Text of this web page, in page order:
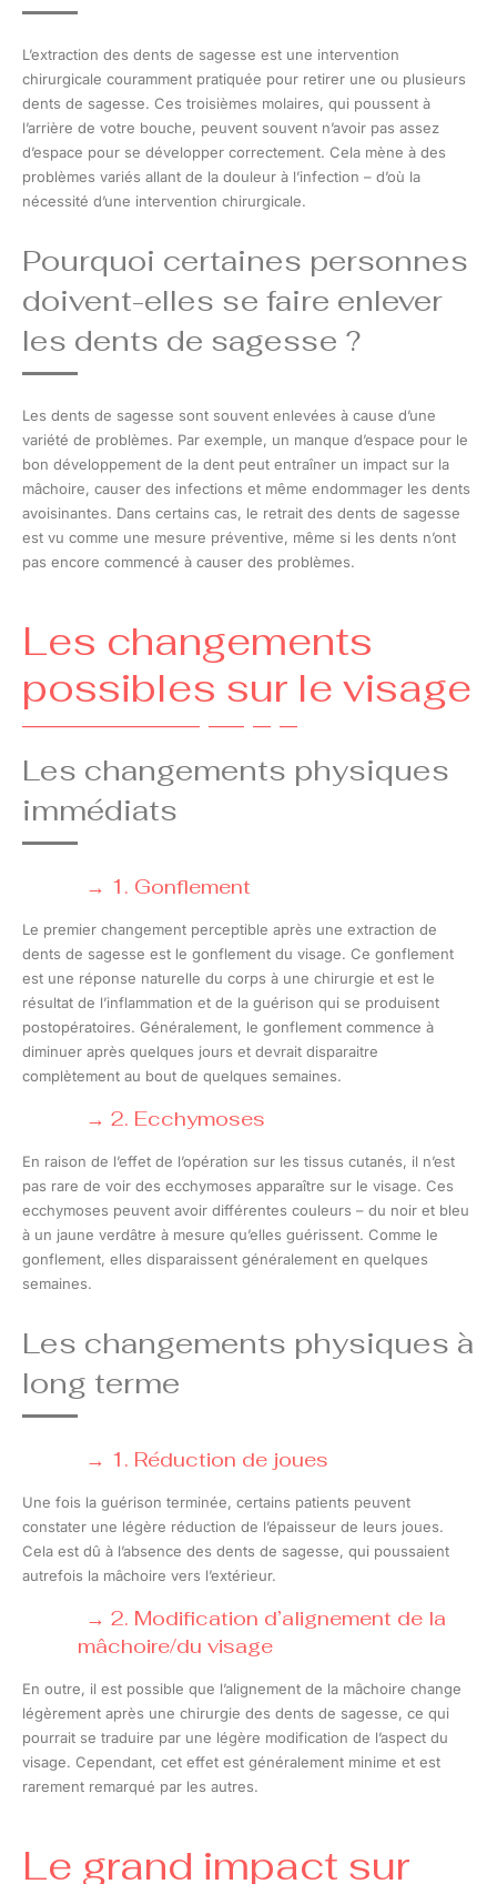
L’extraction des dents de sagesse est une intervention
chirurgicale couramment pratiquée pour retirer une ou plusieurs
dents de sagesse. Ces troisièmes molaires, qui poussent à
l’arrière de votre bouche, peuvent souvent n’avoir pas assez
d’espace pour se développer correctement. Cela mène à des
problèmes variés allant de la douleur à l’infection – d’où la
nécessité d’une intervention chirurgicale.
Pourquoi certaines personnes
doivent-elles se faire enlever
les dents de sagesse ?
Les dents de sagesse sont souvent enlevées à cause d’une
variété de problèmes. Par exemple, un manque d’espace pour le
bon développement de la dent peut entraîner un impact sur la
mâchoire, causer des infections et même endommager les dents
avoisinantes. Dans certains cas, le retrait des dents de sagesse
est vu comme une mesure préventive, même si les dents n’ont
pas encore commencé à causer des problèmes.
Les changements
possibles sur le visage
Les changements physiques
immédiats
1. Gonflement
Le premier changement perceptible après une extraction de
dents de sagesse est le gonflement du visage. Ce gonflement
est une réponse naturelle du corps à une chirurgie et est le
résultat de l’inflammation et de la guérison qui se produisent
postopératoires. Généralement, le gonflement commence à
diminuer après quelques jours et devrait disparaitre
complètement au bout de quelques semaines.
2. Ecchymoses
En raison de l’effet de l’opération sur les tissus cutanés, il n’est
pas rare de voir des ecchymoses apparaître sur le visage. Ces
ecchymoses peuvent avoir différentes couleurs – du noir et bleu
à un jaune verdâtre à mesure qu’elles guérissent. Comme le
gonflement, elles disparaissent généralement en quelques
semaines.
Les changements physiques à
long terme
1. Réduction de joues
Une fois la guérison terminée, certains patients peuvent
constater une légère réduction de l’épaisseur de leurs joues.
Cela est dû à l’absence des dents de sagesse, qui poussaient
autrefois la mâchoire vers l’extérieur.
2. Modification d’alignement de la
mâchoire/du visage
En outre, il est possible que l’alignement de la mâchoire change
légèrement après une chirurgie des dents de sagesse, ce qui
pourrait se traduire par une légère modification de l’aspect du
visage. Cependant, cet effet est généralement minime et est
rarement remarqué par les autres.
Le grand impact sur